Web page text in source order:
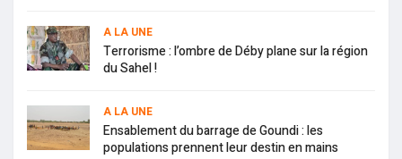
A LA UNE
Terrorisme : l’ombre de Déby plane sur la région
du Sahel !
A LA UNE
Ensablement du barrage de Goundi : les
populations prennent leur destin en mains